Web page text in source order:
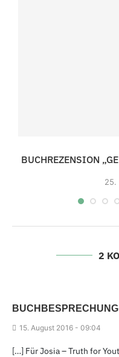
BUCHREZENSION
25.
2
15. August 2016 - 09:04
[…] Für Josia – Truth for